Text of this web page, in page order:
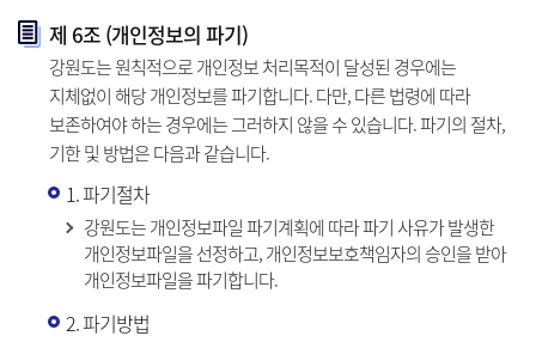
제 6조 (개인정보의 파기)
강원도는 원칙적으로 개인정보 처리목적이 달성된 경우에는
지체없이 해당 개인정보를 파기합니다. 다만, 다른 법령에 따라
보존하여야 하는 경우에는 그러하지 않을 수 있습니다. 파기의 절차,
기한 및 방법은 다음과 같습니다.
1. 파기절차
강원도는 개인정보파일 파기계획에 따라 파기 사유가 발생한
개인정보파일을 선정하고, 개인정보보호책임자의 승인을 받아
개인정보파일을 파기합니다.
2. 파기방법